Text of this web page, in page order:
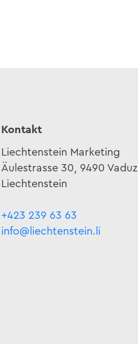
Kontakt
Liechtenstein Marketing
Äulestrasse 30, 9490 Vaduz
Liechtenstein
+423 239 63 63
info@liechtenstein.li